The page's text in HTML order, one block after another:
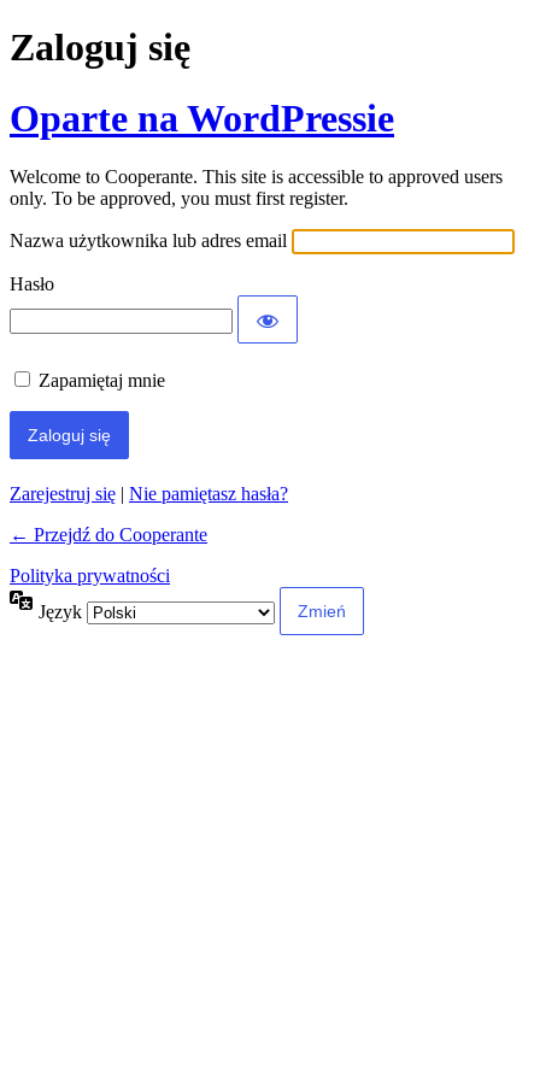
Zaloguj się
Oparte na WordPressie
Welcome to Cooperante. This site is accessible to approved users
only. To be approved, you must first register.
Nazwa użytkownika lub adres email
Hasło
Zapamiętaj mnie
Zarejestruj się | Nie pamiętasz hasła?
← Przejdź do Cooperante
Polityka prywatności
Język